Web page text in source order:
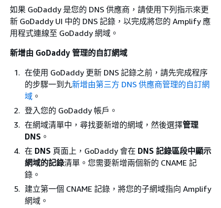
如果 GoDaddy 是您的 DNS 供應商，請使用下列指示來更
新 GoDaddy UI 中的 DNS 記錄，以完成將您的 Amplify 應
用程式連線至 GoDaddy 網域。
新增由 GoDaddy 管理的自訂網域
在使用 GoDaddy 更新 DNS 記錄之前，請先完成程序
的步驟一到九新增由第三方 DNS 供應商管理的自訂網
域 。
登入您的 GoDaddy 帳戶。
在網域清單中，尋找要新增的網域，然後選擇管理
DNS 。
在 DNS 頁面上，GoDaddy 會在 DNS 記錄區段中顯示
網域的記錄清單。您需要新增兩個新的 CNAME 記
錄。
建立第一個 CNAME 記錄，將您的子網域指向 Amplify
網域。